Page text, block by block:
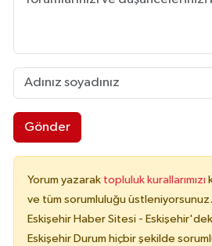
Gönder
Yorum yazarak topluluk kurallarımızı
ve tüm sorumluluğu
Eskişehir Haber Sitesi -
Eskişehir Durum hiçbir şekilde